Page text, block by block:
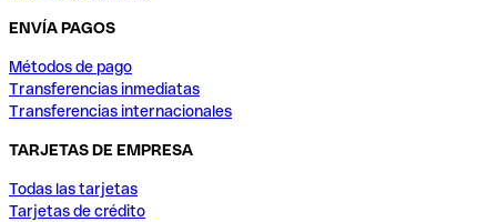
ENVÍA PAGOS
Métodos de pago
Transferencias inmediatas
Transferencias internacionales
TARJETAS DE EMPRESA
Todas las tarjetas
Tarjetas de crédito